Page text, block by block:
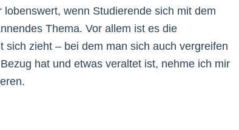
wenn Studierende sich mit dem
Thema. Vor allem ist es die
zieht – bei dem man sich auch vergreifen
hat und etwas veraltet ist, nehme ich mir